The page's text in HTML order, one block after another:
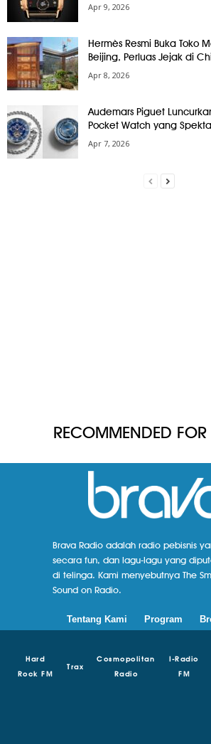
Apr 9, 2026
Hermès Resmi Buka Toko
Beijing, Perluas Jejak di
Apr 8, 2026
Audemars Piguet
Pocket Watch yang
Apr 7, 2026
RECOMMENDED FOR
Brava Radio adalah radio pebisnis
secara fun, dan lagu-lagu yang
di telinga. Kami menyebutnya The
Sound on Radio.
Tentang Kami Program
Hard
Rock FM
Trax
Cosmopolitan
Radio
I-Radio
FM